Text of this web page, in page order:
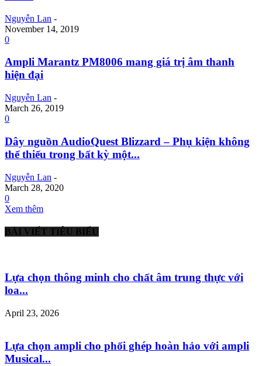
Nguyễn Lan -
November 14, 2019
0
Ampli Marantz PM8006 mang giá trị âm thanh
hiện đại
Nguyễn Lan -
March 26, 2019
0
Dây nguồn AudioQuest Blizzard – Phụ kiện không
thể thiếu trong bất kỳ một...
Nguyễn Lan -
March 28, 2020
0
Xem thêm
BÀI VIẾT TIÊU BIỂU
Lựa chọn thông minh cho chất âm trung thực với
loa...
April 23, 2026
Lựa chọn ampli cho phối ghép hoàn hảo với ampli
Musical...